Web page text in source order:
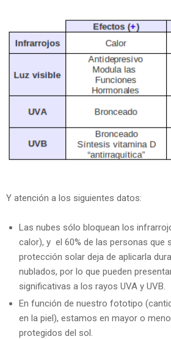
Y atención a los siguientes datos:
Las nubes sólo bloquean los
calor), y el 60% de las personas que
protección solar deja de aplicarla
nublados, por lo que pueden
significativas a los rayos UVA y UVB.
En función de nuestro fototipo
en la piel), estamos en mayor o
protegidos del sol.